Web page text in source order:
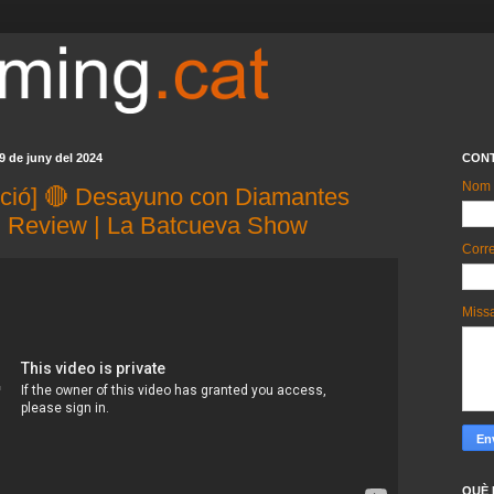
de juny del 2024
🔴 Desayuno con Diamantes
Review | La Batcueva Show
Nom
QUÈ